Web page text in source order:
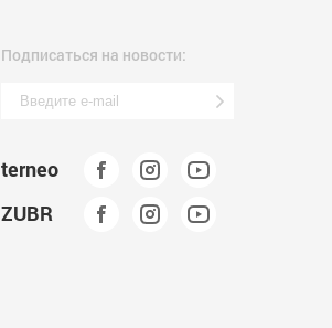
Подписаться на новости:
terneo
ZUBR